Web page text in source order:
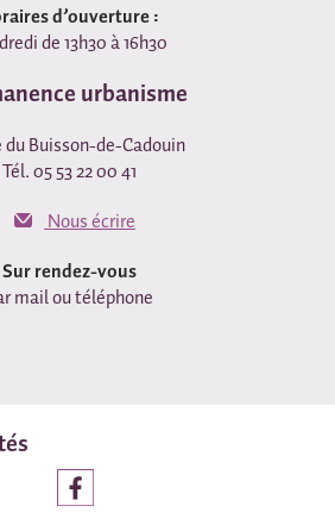
d’ouverture :
de 13h30 à 16h30
urbanisme
du Buisson-de-Cadouin
Tél. 05 53 22 00 41
Nous écrire
Sur rendez-vous
mail ou téléphone